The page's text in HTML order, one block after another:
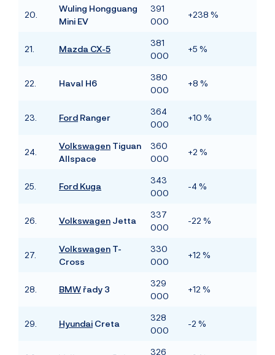
20.
Wuling Hongguang
Mini EV
391
000
+238 %
21. Mazda CX-5
381
000
+5 %
22. Haval H6
380
000
+8 %
23. Ford Ranger
364
000
+10 %
24.
Volkswagen Tiguan
Allspace
360
000
+2 %
25. Ford Kuga
343
000
-4 %
26. Volkswagen Jetta
337
000
-22 %
27.
Volkswagen T-
Cross
330
000
+12 %
28. BMW řady 3
329
000
+12 %
29. Hyundai Creta
328
000
-2 %
326